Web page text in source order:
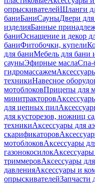
опрыскивателейШланги
баниБаниСауныДвери
изделияБанные
баниОснащение и декор
баниФитобочки, купели
для баниМебель для бани
сауныЭфирные маслаСпа-
гидромассажем
техникиНавесное
мотоблоковПрицепы для
минитракторов
для цепных пил
для кусторезов, ножниц
техникиАксессуары для
скарификаторов
мотоблоковАксессуары
газонокосилокАксессуары
триммеровАксессуары
давленияАксессуары и
опрыскивателейЗапчасти